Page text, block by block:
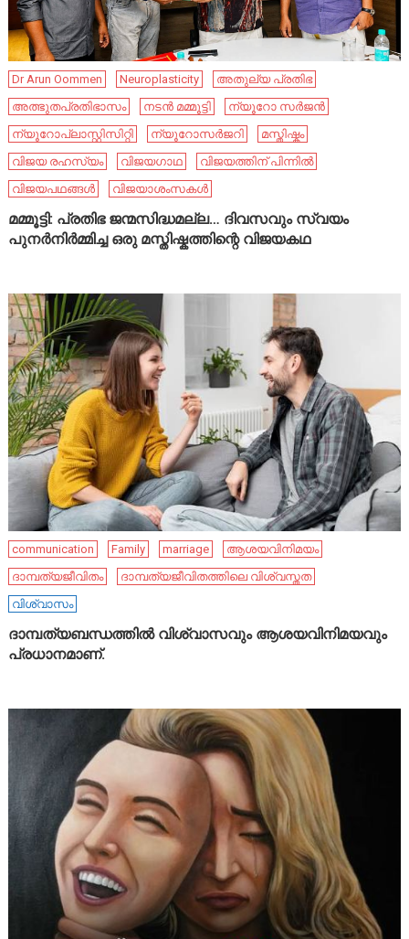
Dr Arun Oommen Neuroplasticity
അതുല്യ പ്രതിഭ
അത്ഭുതപ്രതിഭാസം
നടൻ മമ്മൂട്ടി
ന്യൂറോ സർജൻ
ന്യൂറോപ്ലാസ്റ്റിസിറ്റി
ന്യൂറോസർജറി
മസ്തിഷ്കം
വിജയ രഹസ്യം
വിജയഗാഥ
വിജയത്തിന് പിന്നിൽ
വിജയപഥങ്ങൾ
വിജയാശംസകൾ
മമ്മൂട്ടി: പ്രതിഭ ജന്മസിദ്ധമല്ല… ദിവസവും സ്വയം
പുനർനിർമ്മിച്ച ഒരു മസ്തിഷ്കത്തിന്റെ വിജയകഥ
communication Family marriage
ആശയവിനിമയം
ദാമ്പത്യജീവിതം
ദാമ്പത്യജീവിതത്തിലെ വിശ്വസ്തത
വിശ്വാസം
ദാമ്പത്യബന്ധത്തിൽ വിശ്വാസവും ആശയവിനിമയവും
പ്രധാനമാണ്.